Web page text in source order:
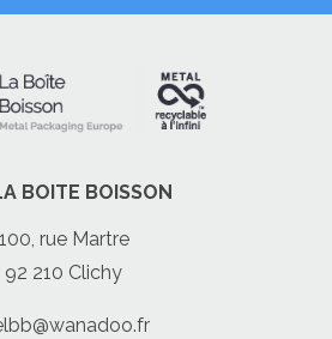
BOITE BOISSON
100, rue Martre
92 210 Clichy